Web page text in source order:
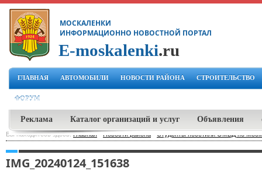
МОСКАЛЕНКИ
ИНФОРМАЦИОННО НОВОСТНОЙ ПОРТАЛ
E-moskalenki.ru
ГЛАВНАЯ АВТОМОБИЛИ НОВОСТИ РАЙОНА СТРОИТЕЛЬСТВО
ФОРУМ
Реклама Каталог организаций и услуг Объявления
Вы находитесь здесь:Главная-Новости района Студенты посетили ОМВД по
IMG_20240124_151638